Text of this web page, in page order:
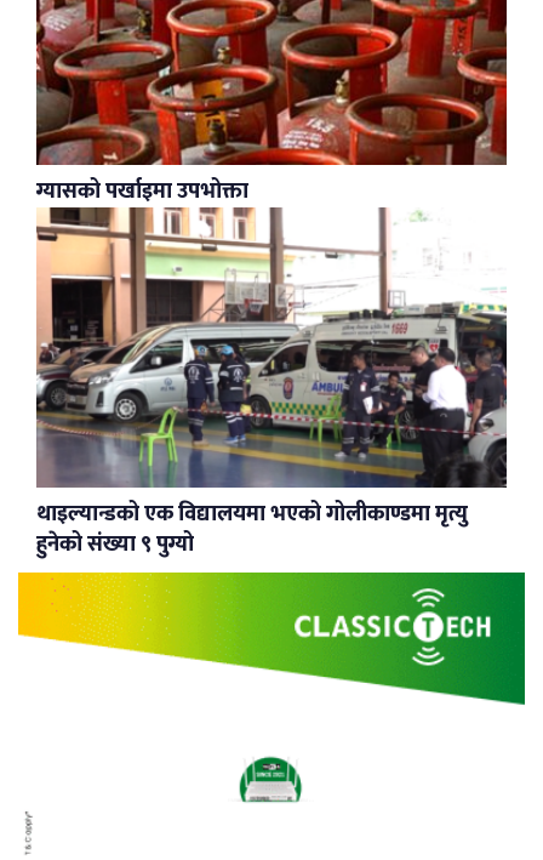
ग्यासको पर्खाइमा उपभोक्ता
थाइल्यान्डको एक विद्यालयमा भएको गोलीकाण्डमा मृत्यु
हुनेको संख्या ९ पुग्यो